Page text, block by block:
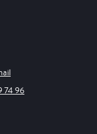
74 96